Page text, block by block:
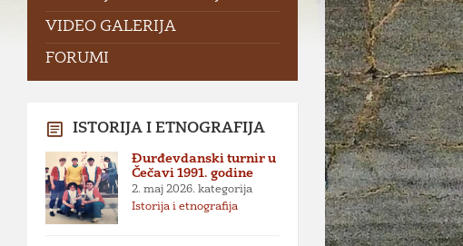
VIDEO GALERIJA
FORUMI
ISTORIJA I ETNOGRAFIJA
Đurđevdanski turnir u
Čečavi 1991. godine
2. maj 2026. kategorija
Istorija i etnografija